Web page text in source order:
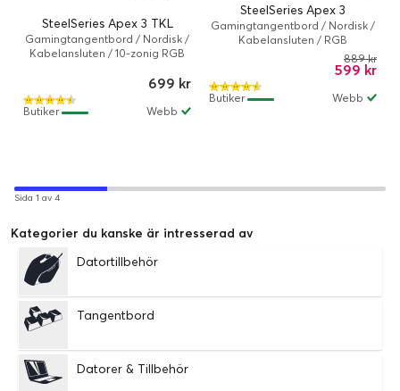
SteelSeries Apex 3 TKL
Gamingtangentbord / Nordisk /
Kabelansluten / 10-zonig RGB
699 kr
Webb
Butiker
SteelSeries Apex 3
Gamingtangentbord / Nordisk /
Kabelansluten / RGB
599 kr
889 kr
Webb
Butiker
Sida 1 av 4
Kategorier du kanske är intresserad av
Datortillbehör
Tangentbord
Datorer & Tillbehör